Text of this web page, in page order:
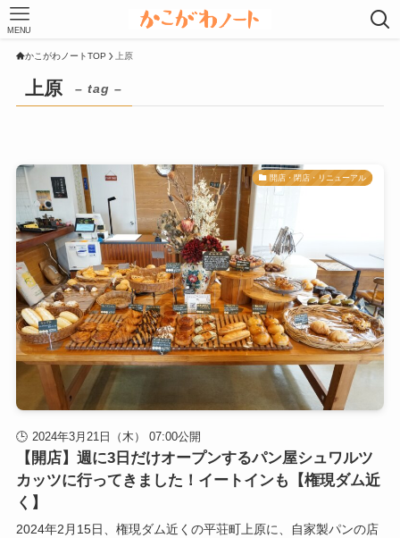
MENU
かこがわノートTOP 上原
上原 – tag –
開店・閉店・リニューアル
2024年3月21日（木） 07:00公開
【開店】週に3日だけオープンするパン屋シュワルツ
カッツに行ってきました！イートインも【権現ダム近
く】
2024年2月15日、権現ダム近くの平荘町上原に、自家製パンの店